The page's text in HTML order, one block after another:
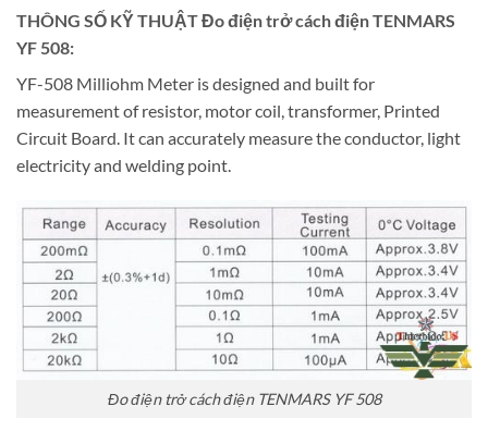
THÔNG SỐ KỸ THUẬT Đo điện trở cách điện TENMARS
YF 508:
YF-508 Milliohm Meter is designed and built for
measurement of resistor, motor coil, transformer, Printed
Circuit Board. It can accurately measure the conductor, light
electricity and welding point.
Đo điện trở cách điện TENMARS YF 508